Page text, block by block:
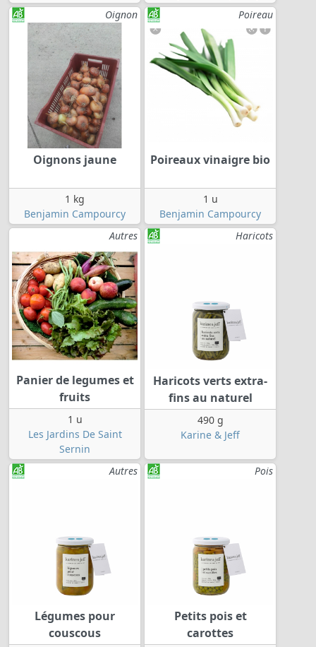
Oignon
Oignons jaune
1 kg
Benjamin Campourcy
Poireau
Poireaux vinaigre bio
1 u
Benjamin Campourcy
Autres
Panier de legumes et
fruits
1 u
Les Jardins De Saint
Sernin
Haricots
Haricots verts extra-
fins au naturel
490 g
Karine & Jeff
Autres
Légumes pour
couscous
Pois
Petits pois et
carottes